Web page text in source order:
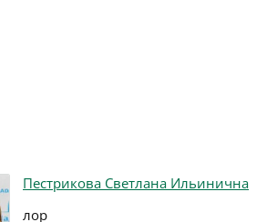
Пестрикова Светлана Ильинична
лор